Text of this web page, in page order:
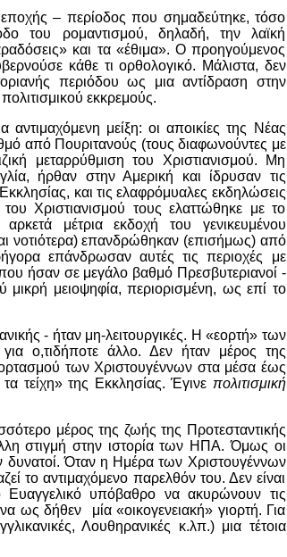
– περίοδος που σημαδεύτηκε, τόσο
του ρομαντισμού, δηλαδή, την λαϊκή
και τα «έθιμα». Ο προηγούμενος
κάθε τι ορθολογικό. Μάλιστα, δεν
περιόδου ως μια αντίδραση στην
εκκρεμούς.
αντιμαχόμενη μείξη: οι αποικίες της Νέας
από Πουριτανούς (τους διαφωνούντες με
μεταρρύθμιση του Χριστιανισμού. Μη
ήρθαν στην Αμερική και ίδρυσαν τις
και τις ελαφρόμυαλες εκδηλώσεις
Χριστιανισμού τους ελαττώθηκε με το
μέτρια εκδοχή του γενικευμένου
νοτιότερα) επανδρώθηκαν (επισήμως) από
επάνδρωσαν αυτές τις περιοχές με
ήσαν σε μεγάλο βαθμό Πρεσβυτεριανοί -
μικρή μειοψηφία, περιορισμένη, ως επί το
- ήταν μη-λειτουργικές. Η «εορτή» των
ο,τιδήποτε άλλο. Δεν ήταν μέρος της
των Χριστουγέννων στα μέσα έως
τείχη» της Εκκλησίας. Έγινε πολιτισμική
μέρος της ζωής της Προτεσταντικής
στιγμή στην ιστορία των ΗΠΑ. Όμως οι
δυνατοί. Όταν η Ημέρα των Χριστουγέννων
το αντιμαχόμενο παρελθόν του. Δεν είναι
Ευαγγελικό υπόβαθρο να ακυρώνουν τις
ως δήθεν μία «οικογενειακή» γιορτή. Για
Λουθηρανικές κ.λπ.) μια τέτοια